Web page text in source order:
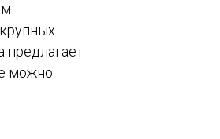
предлагает
можно